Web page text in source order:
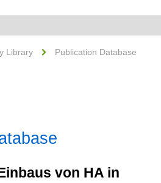
Library
Publication Database
von HA in